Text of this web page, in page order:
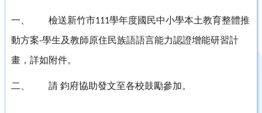
一、 檢送新竹市111學年度國民中小學本土教育整體推
動方案-學生及教師原住民族語語言能力認證增能研習計
畫，詳如附件。
二、 請 鈞府協助發文至各校鼓勵參加。